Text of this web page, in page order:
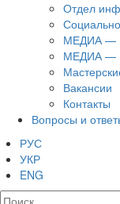
Отдел
МЕДИА —
МЕДИА —
Вакансии
Контакты
Вопросы и
РУС
УКР
ENG